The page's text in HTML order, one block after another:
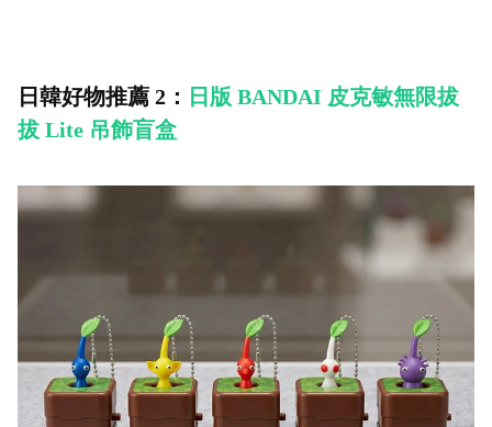
日韓好物推薦 2： 日版 BANDAI 皮克敏無限拔
拔 Lite 吊飾盲盒